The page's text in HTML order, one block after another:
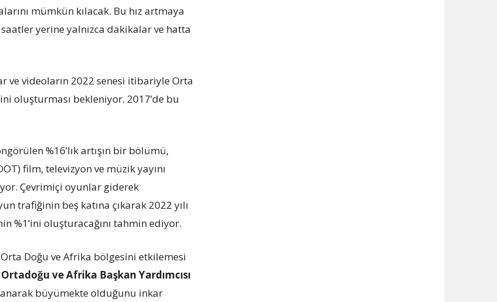
mümkün kılacak. Bu hız artmaya
yerine yalnızca dakikalar ve hatta
ve videoların 2022 senesi itibariyle Orta
oluşturması bekleniyor. 2017’de bu
%16’lık artışın bir bölümü,
film, televizyon ve müzik yayını
Çevrimiçi oyunlar giderek
trafiğinin beş katına çıkarak 2022 yılı
%1’ini oluşturacağını tahmin ediyor.
Doğu ve Afrika bölgesini etkilemesi
Ortadoğu ve Afrika Başkan Yardımcısı
büyümekte olduğunu inkar